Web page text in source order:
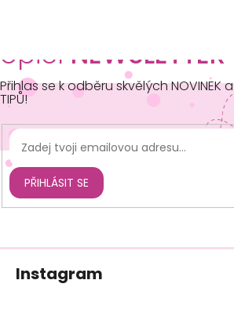
opičí NEWSLETTER
Přihlas se k odběru skvělých NOVINEK a
TIPŮ!
PŘIHLÁSIT SE
Z
Instagram